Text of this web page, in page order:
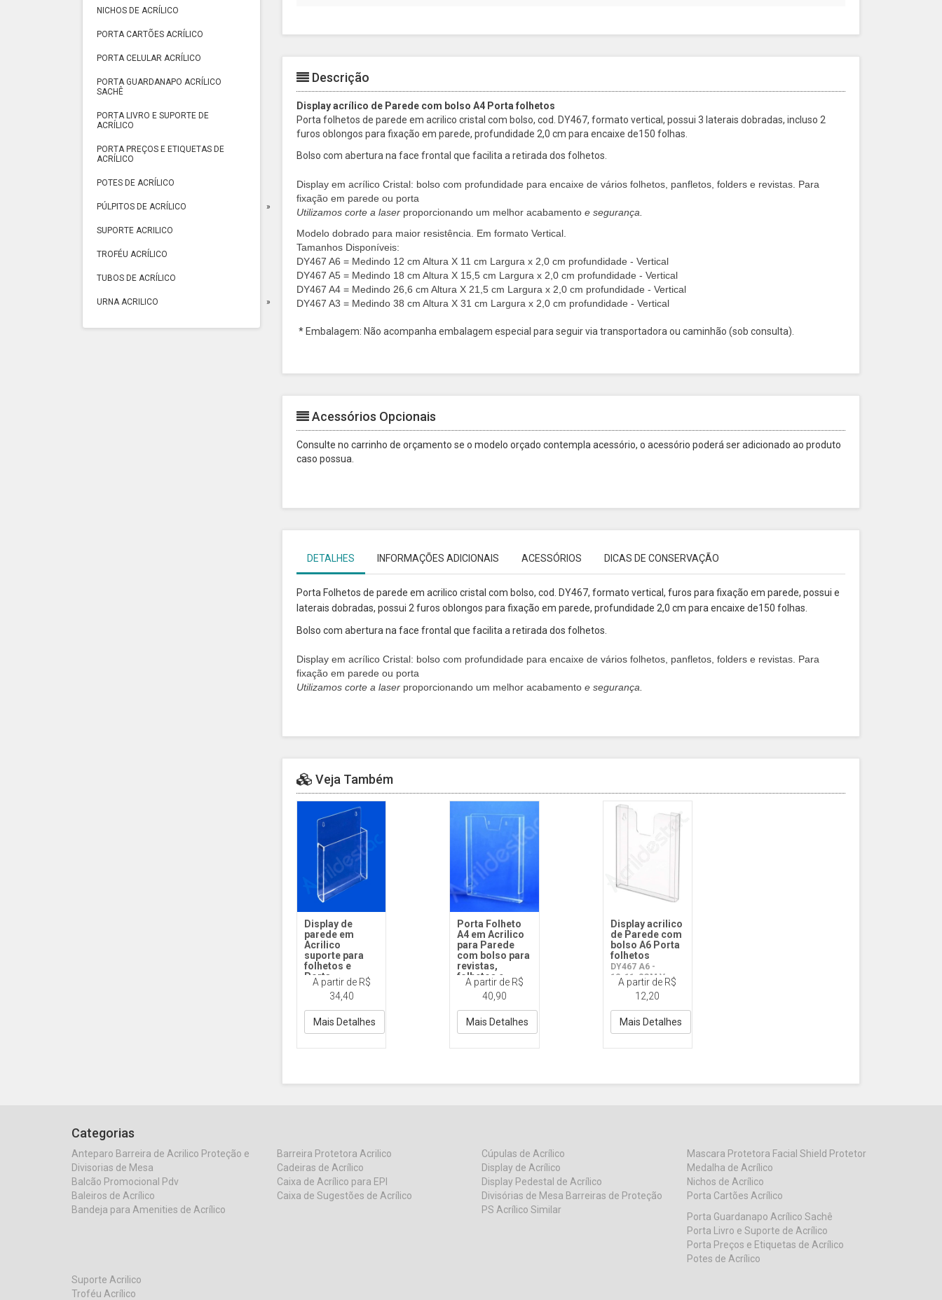
NICHOS DE ACRÍLICO
PORTA CARTÕES ACRÍLICO
PORTA CELULAR ACRÍLICO
PORTA GUARDANAPO ACRÍLICO
SACHÊ
PORTA LIVRO E SUPORTE DE
ACRÍLICO
PORTA PREÇOS E ETIQUETAS DE
ACRÍLICO
POTES DE ACRÍLICO
PÚLPITOS DE ACRÍLICO
SUPORTE ACRILICO
TROFÉU ACRÍLICO
TUBOS DE ACRÍLICO
URNA ACRILICO
Descrição
Display acrílico de Parede com bolso A4 Porta folhetos
Porta folhetos de parede em acrilico cristal com bolso, cod. DY467, formato vertical, possui 3 laterais dobradas, incluso 2
furos oblongos para fixação em parede, profundidade 2,0 cm para encaixe de150 folhas.
Bolso com abertura na face frontal que facilita a retirada dos folhetos.
Display em acrílico Cristal: bolso com profundidade para encaixe de vários folhetos, panfletos, folders e revistas. Para
fixação em parede ou porta
Utilizamos corte a laser proporcionando um melhor acabamento e segurança.
Modelo dobrado para maior resistência. Em formato Vertical.
Tamanhos Disponíveis:
DY467 A6 = Medindo 12 cm Altura X 11 cm Largura x 2,0 cm profundidade - Vertical
DY467 A5 = Medindo 18 cm Altura X 15,5 cm Largura x 2,0 cm profundidade - Vertical
DY467 A4 = Medindo 26,6 cm Altura X 21,5 cm Largura x 2,0 cm profundidade - Vertical
DY467 A3 = Medindo 38 cm Altura X 31 cm Largura x 2,0 cm profundidade - Vertical
* Embalagem: Não acompanha embalagem especial para seguir via transportadora ou caminhão (sob consulta).
Acessórios Opcionais
Consulte no carrinho de orçamento se o modelo orçado contempla acessório, o acessório poderá ser adicionado ao produto
caso possua.
DETALHES INFORMAÇÕES ADICIONAIS ACESSÓRIOS DICAS DE CONSERVAÇÃO
Porta Folhetos de parede em acrilico cristal com bolso, cod. DY467, formato vertical, furos para fixação em parede, possui e
laterais dobradas, possui 2 furos oblongos para fixação em parede, profundidade 2,0 cm para encaixe de150 folhas.
Bolso com abertura na face frontal que facilita a retirada dos folhetos.
Display em acrílico Cristal: bolso com profundidade para encaixe de vários folhetos, panfletos, folders e revistas. Para
fixação em parede ou porta
Utilizamos corte a laser proporcionando um melhor acabamento e segurança.
Veja Também
Display de
parede em
Acrilico
suporte para
folhetos e
Porta
prontuario A4
30x21cm
DY466 A4 30x21 V
Acrilico
A partir de R$
34,40
Mais Detalhes
Porta Folheto
A4 em Acrilico
para Parede
com bolso para
revistas,
folhetos e
folders
DY468 A4 30x21 V
Acrilico
A partir de R$
40,90
Mais Detalhes
Display acrilico
de Parede com
bolso A6 Porta
folhetos
DY467 A6 -
12x11x2CM V
Acrilico
A partir de R$
12,20
Mais Detalhes
Categorias
Anteparo Barreira de Acrilico Proteção e
Divisorias de Mesa
Balcão Promocional Pdv
Baleiros de Acrílico
Bandeja para Amenities de Acrílico
Barreira Protetora Acrilico
Cadeiras de Acrílico
Caixa de Acrílico para EPI
Caixa de Sugestões de Acrílico
Cúpulas de Acrílico
Display de Acrílico
Display Pedestal de Acrílico
Divisórias de Mesa Barreiras de Proteção
PS Acrílico Similar
Mascara Protetora Facial Shield Protetor
Medalha de Acrílico
Nichos de Acrílico
Porta Cartões Acrílico
Porta Guardanapo Acrílico Sachê
Porta Livro e Suporte de Acrílico
Porta Preços e Etiquetas de Acrílico
Potes de Acrílico
Suporte Acrilico
Troféu Acrílico